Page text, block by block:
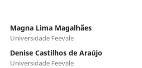
Magna Lima Magalhães
Universidade Feevale
Denise Castilhos de Araújo
Universidade Feevale